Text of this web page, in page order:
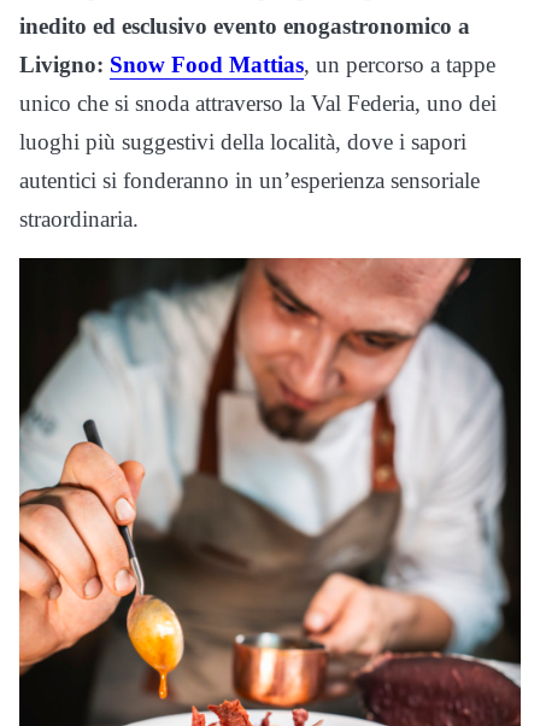
inedito ed esclusivo evento enogastronomico a
Livigno: Snow Food Mattias, un percorso a tappe
unico che si snoda attraverso la Val Federia, uno dei
luoghi più suggestivi della località, dove i sapori
autentici si fonderanno in un’esperienza sensoriale
straordinaria.